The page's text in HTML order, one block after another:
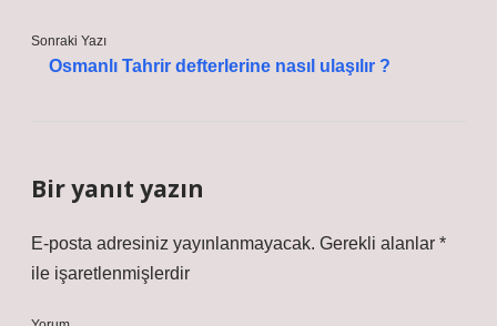
Sonraki Yazı
Osmanlı Tahrir defterlerine nasıl ulaşılır ?
Bir yanıt yazın
E-posta adresiniz yayınlanmayacak. Gerekli alanlar *
ile işaretlenmişlerdir